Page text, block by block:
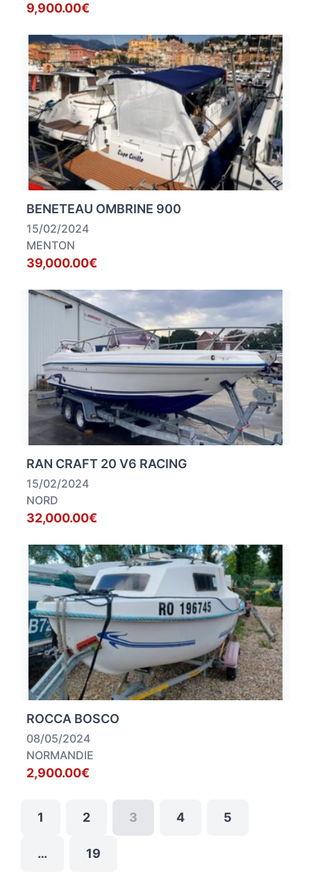
9,900.00€
BENETEAU OMBRINE 900
15/02/2024
MENTON
39,000.00€
RAN CRAFT 20 V6 RACING
15/02/2024
NORD
32,000.00€
ROCCA BOSCO
08/05/2024
NORMANDIE
2,900.00€
1 2 3 4 5
… 19